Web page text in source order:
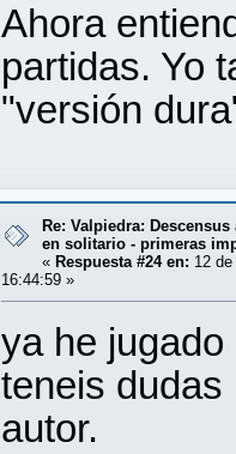
Ahora
partidas. Yo
"versión
Re: Valpiedra:
en solitario - primeras
« Respuesta #24 en: 12
16:44:59 »
ya he
teneis dudas
autor.